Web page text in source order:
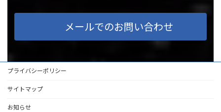
メールでのお問い合わせ
プライバシーポリシー
サイトマップ
お知らせ